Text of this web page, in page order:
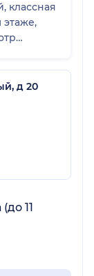
классная
все
анализы,
берут
д 20
11